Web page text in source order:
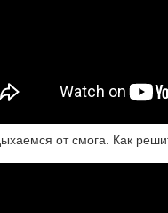
от смога. Как